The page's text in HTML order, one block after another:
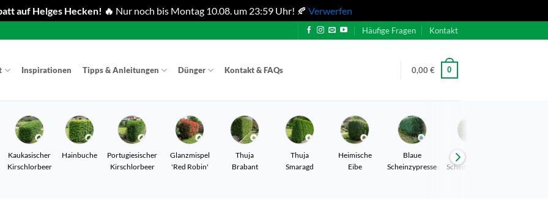
auf Helges Hecken! 🔥 Nur noch bis Montag 10.08. um 23:59 Uhr! 🍂 Verwerfen
Häufige Fragen Kontakt
Inspirationen Tipps & Anleitungen Dünger Kontakt & FAQs 0,00€ 0
Kaukasischer
Kirschlorbeer
Hainbuche
Portugiesischer
Kirschlorbeer
Glanzmispel
'Red Robin'
Thuja
Brabant
Thuja
Smaragd
Heimische
Eibe
Blaue
Scheinzypresse
Gelbe
Scheinzypresse